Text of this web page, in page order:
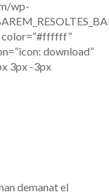
wp-
color=”#ffffff”
download”
3px -3px
demanat el